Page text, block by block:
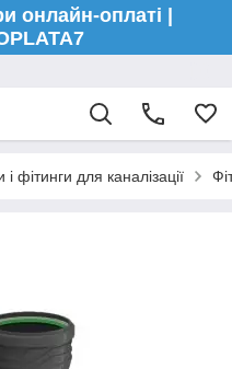
онлайн-оплаті |
і фітинги для каналізації